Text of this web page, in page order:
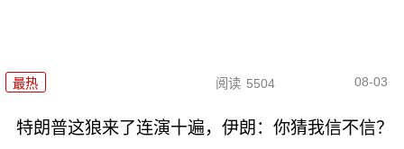
最热 阅读 5504 08-03
特朗普这狼来了连演十遍，伊朗：你猜我信不信？